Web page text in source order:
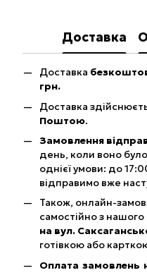
Доставка
Доставка
грн.
Доставка
Поштою.
Замовлення
день, коли воно
однієї умови: до
відправимо вже
Також, онлайн-
самостійно з нашого
на вул.
готівкою або
Оплата замовлень